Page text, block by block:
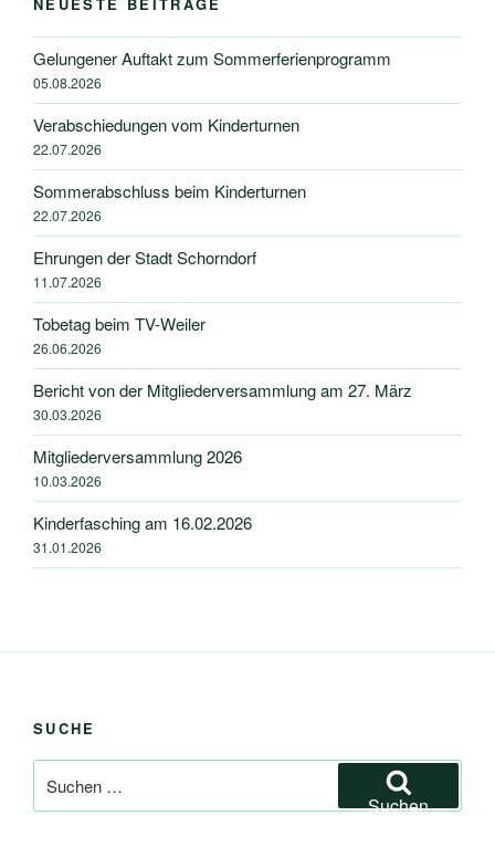
NEUESTE BEITRÄGE
Gelungener Auftakt zum Sommerferienprogramm
05.08.2026
Verabschiedungen vom Kinderturnen
22.07.2026
Sommerabschluss beim Kinderturnen
22.07.2026
Ehrungen der Stadt Schorndorf
11.07.2026
Tobetag beim TV-Weiler
26.06.2026
Bericht von der Mitgliederversammlung am 27. März
30.03.2026
Mitgliederversammlung 2026
10.03.2026
Kinderfasching am 16.02.2026
31.01.2026
SUCHE
nach:
Suchen